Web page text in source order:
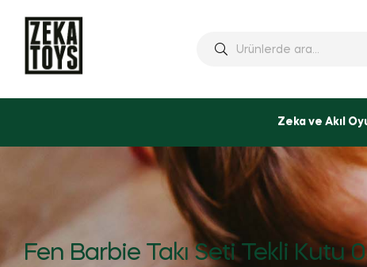
Zeka ve Akıl
Fen Barbie Takı Seti Tekli Kutu